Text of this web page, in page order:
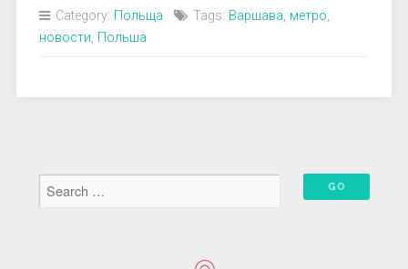
Category: Польща Tags: Варшава, метро,
новости, Польша